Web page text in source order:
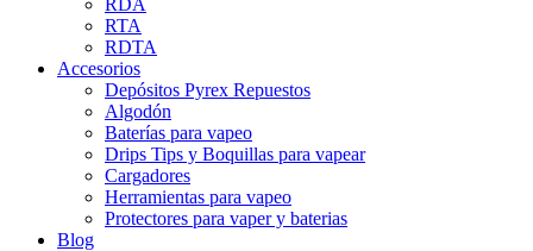
RDA
RTA
RDTA
Accesorios
Depósitos Pyrex Repuestos
Algodón
Baterías para vapeo
Drips Tips y Boquillas para vapear
Cargadores
Herramientas para vapeo
Protectores para vaper y baterias
Blog